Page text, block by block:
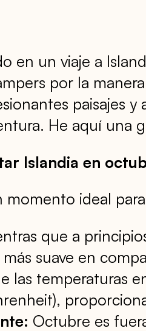
en un viaje a
por la
paisajes
He aquí una
Islandia en
ideal
que a
suave en
las temperaturas
Octubre es